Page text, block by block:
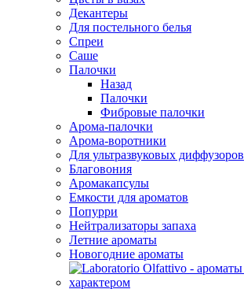
Декантеры
Для постельного белья
Спреи
Саше
Палочки
Назад
Палочки
Фибровые палочки
Арома-палочки
Арома-воротники
Для ультразвуковых диффузоров
Благовония
Аромакапсулы
Емкости для ароматов
Попурри
Нейтрализаторы запаха
Летние ароматы
Новогодние ароматы